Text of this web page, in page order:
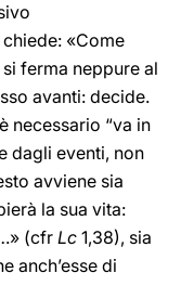
chiede: «Come
ferma neppure al
avanti: decide.
necessario “va in
dagli eventi, non
avviene sia
la sua vita:
(cfr Lc 1,38), sia
anch’esse di